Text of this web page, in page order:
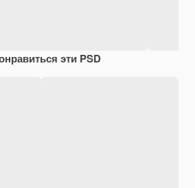
эти PSD